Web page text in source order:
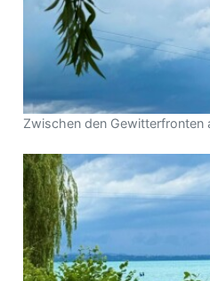
Zwischen den Gewitterfronten